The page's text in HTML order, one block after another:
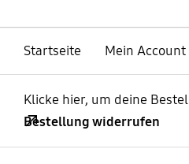
Startseite Mein Account
Klicke hier, um deine
Bestellung widerrufen